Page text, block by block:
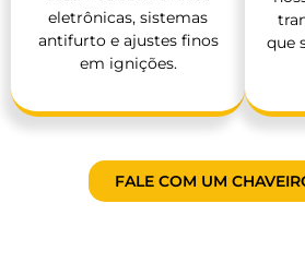
eletrônicas, sistemas
antifurto e ajustes finos
em ignições.
que
FALE COM UM